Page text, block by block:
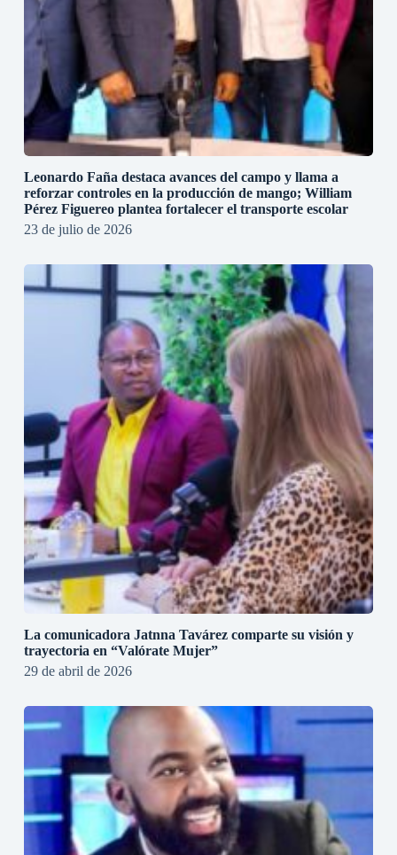
Leonardo Faña destaca avances del campo y llama a
reforzar controles en la producción de mango; William
Pérez Figuereo plantea fortalecer el transporte escolar
23 de julio de 2026
La comunicadora Jatnna Tavárez comparte su visión y
trayectoria en “Valórate Mujer”
29 de abril de 2026